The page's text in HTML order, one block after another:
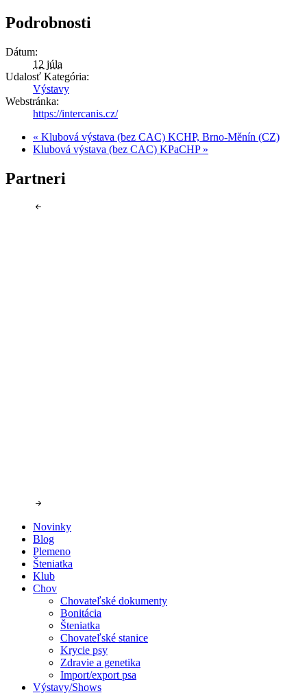
Podrobnosti
Dátum:
12 júla
Udalosť Kategória:
Výstavy
Webstránka:
https://intercanis.cz/
« Klubová výstava (bez CAC) KCHP, Brno-Měnín (CZ)
Klubová výstava (bez CAC) KPaCHP »
Partneri
Novinky
Blog
Plemeno
Šteniatka
Klub
Chov
Chovateľské dokumenty
Bonitácia
Šteniatka
Chovateľské stanice
Krycie psy
Zdravie a genetika
Import/export psa
Výstavy/Shows